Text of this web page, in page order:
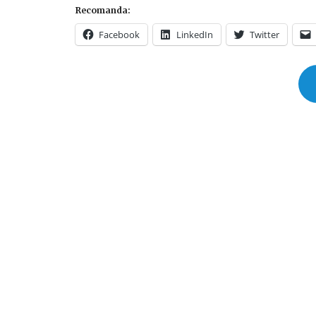
Recomanda:
Facebook LinkedIn Twitter